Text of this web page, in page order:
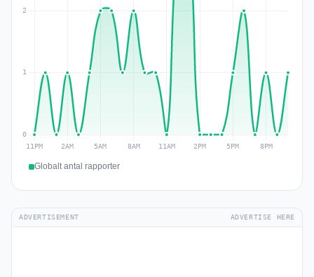
Globalt antal rapporter
ADVERTISEMENT ADVERTISE HERE